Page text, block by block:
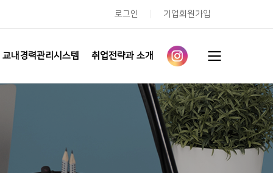
로그인 기업회원가입
교내경력관리시스템 취업전략과 소개